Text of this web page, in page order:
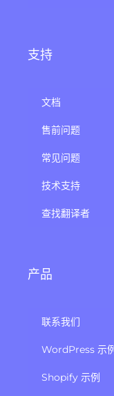
支持
文档
售前问题
常见问题
技术支持
查找翻译者
产品
联系我们
WordPress 示
Shopify 示例